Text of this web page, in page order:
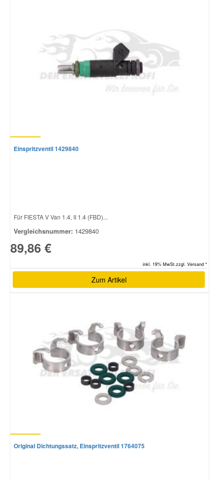
Einspritzventil 1429840
Für FIESTA V Van 1.4, II 1.4 (FBD)...
Vergleichsnummer: 1429840
89,86 €
inkl. 19% MwSt.zzgl. Versand *
Zum Artikel
Original Dichtungssatz, Einspritzventil 1764075